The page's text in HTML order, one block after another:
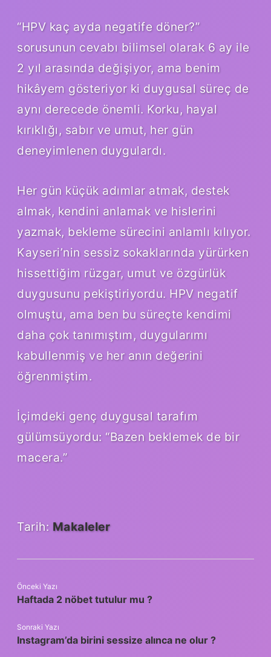
“HPV kaç ayda negatife döner?”
sorusunun cevabı bilimsel olarak 6 ay ile
2 yıl arasında değişiyor, ama benim
hikâyem gösteriyor ki duygusal süreç de
aynı derecede önemli. Korku, hayal
kırıklığı, sabır ve umut, her gün
deneyimlenen duygulardı.
Her gün küçük adımlar atmak, destek
almak, kendini anlamak ve hislerini
yazmak, bekleme sürecini anlamlı kılıyor.
Kayseri’nin sessiz sokaklarında yürürken
hissettiğim rüzgar, umut ve özgürlük
duygusunu pekiştiriyordu. HPV negatif
olmuştu, ama ben bu süreçte kendimi
daha çok tanımıştım, duygularımı
kabullenmiş ve her anın değerini
öğrenmiştim.
İçimdeki genç duygusal tarafım
gülümsüyordu: “Bazen beklemek de bir
macera.”
Tarih: Makaleler
Önceki Yazı
Haftada 2 nöbet tutulur mu ?
Sonraki Yazı
Instagram’da birini sessize alınca ne olur ?